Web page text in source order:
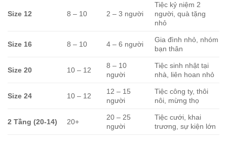
Size 12 8 – 10 2 – 3 người
Tiệc kỷ niệm 2
người, quà tặng
nhỏ
Size 16 8 – 10 4 – 6 người
Gia đình nhỏ, nhóm
bạn thân
Size 20 10 – 12
8 – 10
người
Tiệc sinh nhật tại
nhà, liên hoan nhỏ
Size 24 10 – 12
12 – 15
người
Tiệc công ty, thôi
nôi, mừng thọ
2 Tầng (20-14) 20+
20 – 25
người
Tiệc cưới, khai
trương, sự kiện lớn